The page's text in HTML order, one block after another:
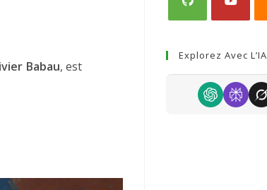
Babau, est
Explorez Avec L’IA